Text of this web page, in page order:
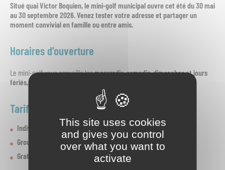
Situé quai Victor Boquien, le mini-golf municipal ouvre cet été du 30 mai
au 30 septembre 2026. Venez tester votre adresse et partager un
moment convivial en famille ou entre amis.
Horaires d’ouverture
Le mini-golf vous accueille lesmercredis, samedis, dimanches et jours
fériés, de 14h30 à 19h30
Tarifs
Individuels
: 3,10 € (Adulte) | 2,05 € (Enfant de -12 ans)
Groupes
: 25,90 € (jusqu’à 10 pers.) | 46,60 € (de 11 à 20 pers.)
Gratuité
: Pour les écoles indraises et l’ACLEEA.
This site uses cookies
and gives you control
over what you want to
activate